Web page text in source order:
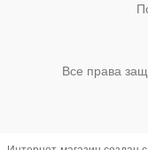
Все права